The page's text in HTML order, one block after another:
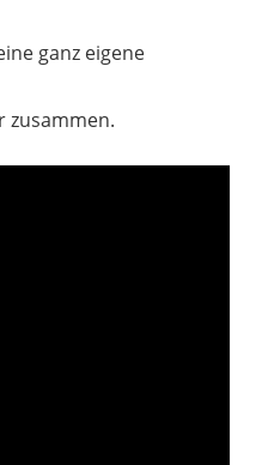
ganz eigene
zusammen.